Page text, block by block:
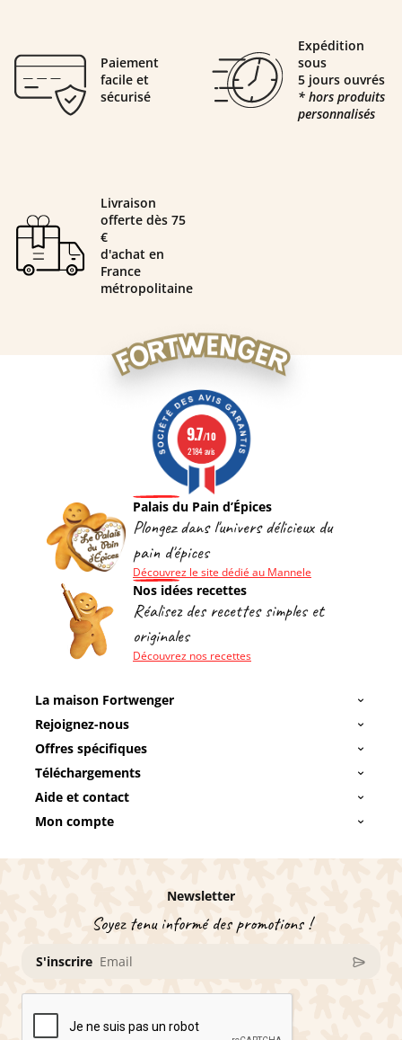
Paiement
facile et
sécurisé
Expédition
sous
5 jours ouvrés
* hors produits
personnalisés
Livraison
offerte dès 75
€
d'achat en
France
métropolitaine
Palais du Pain d’Épices
Plongez dans l'univers délicieux du
pain d'épices
Découvrez le site dédié au Mannele
9.7/10
2184 avis
Nos idées recettes
Réalisez des recettes simples et
originales
Découvrez nos recettes
La maison Fortwenger
Rejoignez-nous
Offres spécifiques
Téléchargements
Aide et contact
Mon compte
Newsletter
Soyez tenu informé des promotions !
S'inscrire